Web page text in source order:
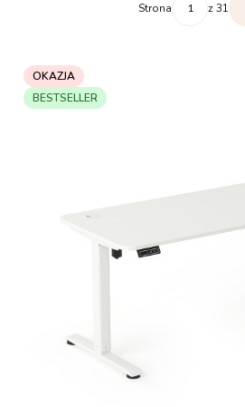
Strona z 31
OKAZJA
BESTSELLER